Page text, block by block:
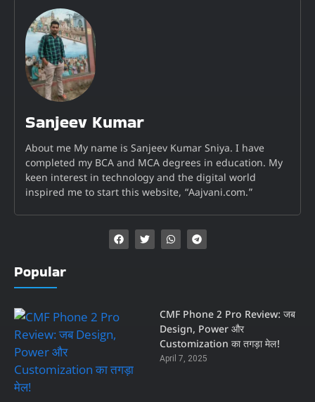
Sanjeev Kumar
About me My name is Sanjeev Kumar Sniya. I have
completed my BCA and MCA degrees in education. My
keen interest in technology and the digital world
inspired me to start this website, “Aajvani.com.”
Popular
CMF Phone 2 Pro Review: जब
Design, Power और
Customization का तगड़ा मेल!
April 7, 2025